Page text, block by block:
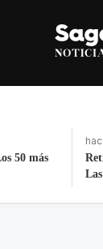
de Av
La